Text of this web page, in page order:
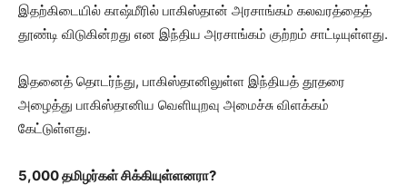
இதற்கிடையில் காஷ்மீரில் பாகிஸ்தான் அரசாங்கம் கலவரத்தைத்
தூண்டி விடுகின்றது என இந்திய அரசாங்கம் குற்றம் சாட்டியுள்ளது.
இதனைத் தொடர்ந்து, பாகிஸ்தானிலுள்ள இந்தியத் தூதரை
அழைத்து பாகிஸ்தானிய வெளியுறவு அமைச்சு விளக்கம்
கேட்டுள்ளது.
5,000 தமிழர்கள் சிக்கியுள்ளனரா?